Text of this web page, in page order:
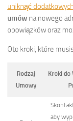
uniknąć
umów na nowego
obowiązków oraz
Oto kroki, które
Rodzaj
Umowy
Kroki do
aby